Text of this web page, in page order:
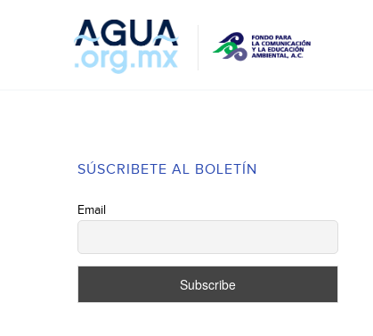
SÚSCRIBETE AL BOLETÍN
Email